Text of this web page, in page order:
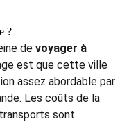
?
de voyager à
est que cette ville
assez abordable par
Les coûts de la
sont